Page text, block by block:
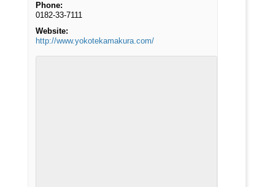
Phone:
0182-33-7111
Website:
http://www.yokotekamakura.com/